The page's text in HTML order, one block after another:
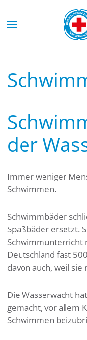
Skip to main
der
Immer weniger
Schwimmen.
Schwimmbäder
Spaßbäder ersetzt.
Schwimmunterricht
Deutschland fast
davon auch, weil
Die Wasserwacht
gemacht, vor allem
Schwimmen